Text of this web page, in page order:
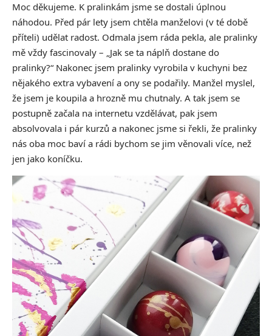
Moc děkujeme. K pralinkám jsme se dostali úplnou
náhodou. Před pár lety jsem chtěla manželovi (v té době
příteli) udělat radost. Odmala jsem ráda pekla, ale pralinky
mě vždy fascinovaly – „Jak se ta náplň dostane do
pralinky?“ Nakonec jsem pralinky vyrobila v kuchyni bez
nějakého extra vybavení a ony se podařily. Manžel myslel,
že jsem je koupila a hrozně mu chutnaly. A tak jsem se
postupně začala na internetu vzdělávat, pak jsem
absolvovala i pár kurzů a nakonec jsme si řekli, že pralinky
nás oba moc baví a rádi bychom se jim věnovali více, než
jen jako koníčku.